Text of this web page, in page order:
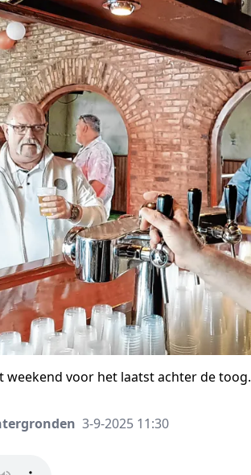
weekend voor het laatst achter de toog.
3-9-2025 11:30